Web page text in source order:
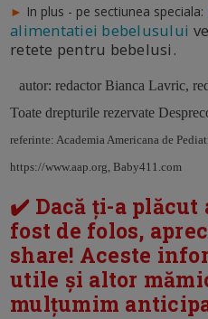
► In plus - pe sectiunea speciala:
alimentatiei bebelusului
retete pentru bebelusi.
autor: redactor Bianca Lavric,
Toate drepturile rezervate
referinte: Academia Americana de
https://www.aap.org, Baby411.com
✔️ Dacă ți-a
fost de folos,
share! Aceste
utile și altor
mulțumim